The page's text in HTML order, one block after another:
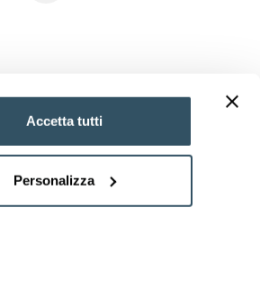
Accetta tutti
Personalizza